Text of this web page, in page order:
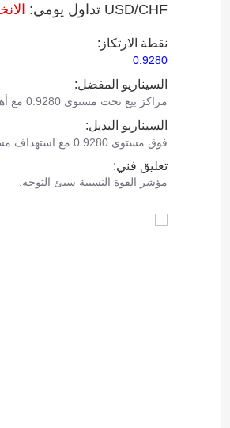
USD/CHF تداول يومي:
نقطة الارتكاز:
0.9280
السيناريو المفضل:
مراكز بيع تحت مستوى 0.9280 مع أهداف عند 0.9220 و 0.9200.
السيناريو البديل:
فوق مستوى 0.9280 مع استهداف مستويات 0.9310 و 0.9330 كأهداف.
تعليق فني:
مؤشر القوة النسبية سيئ التوجه.